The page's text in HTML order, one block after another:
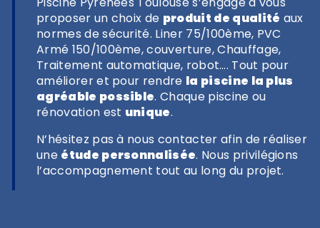
proposer un choix de produit de qualité aux
normes de sécurité. Liner 75/100ème, PVC
Armé 150/100ème, couverture, Chauffage,
Traitement automatique, robot…. Tout pour
améliorer et pour rendre la piscine la plus
agréable possible. Chaque piscine ou
rénovation est unique.
N’hésitez pas à nous contacter afin de réaliser
une étude personnalisée. Nous privilégions
l’accompagnement tout au long du projet.